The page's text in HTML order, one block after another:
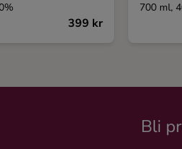
399 kr
700 ml,
Bli